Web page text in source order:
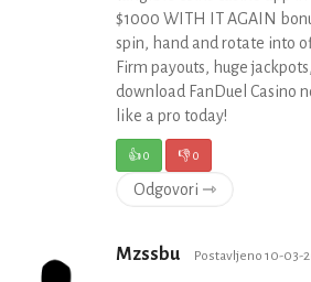
$1000 WITH IT AGAIN
spin, hand and rotate into
Firm payouts, huge
download FanDuel Casino
like a pro today!
👍0 👎0
Odgovori ⇾
Mzssbu Postavljeno 10-03-